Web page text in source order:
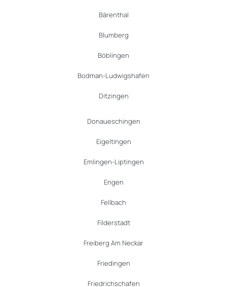
Bärenthal
Blumberg
Böblingen
Bodman-Ludwigshafen
Ditzingen
Donaueschingen
Eigeltingen
Emlingen-Liptingen
Engen
Fellbach
Filderstadt
Freiberg Am Neckar
Friedingen
Friedrichschafen